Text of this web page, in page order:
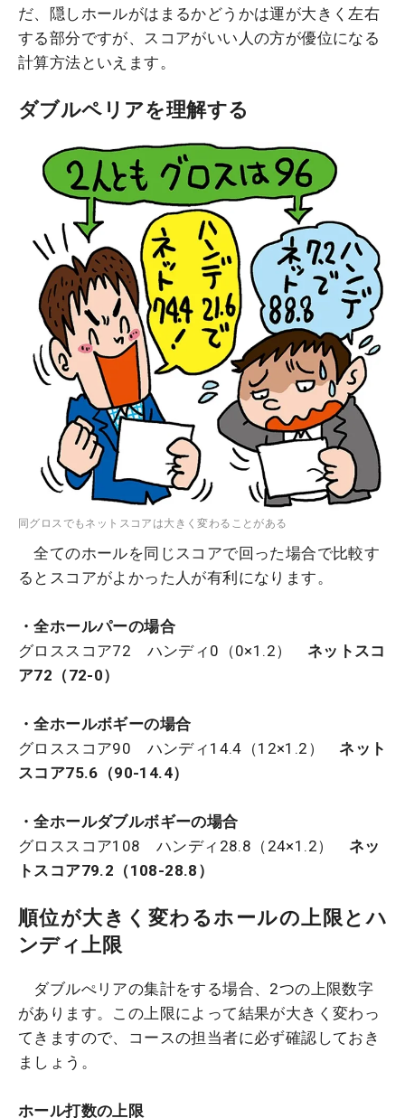
だ、隠しホールがはまるかどうかは運が大きく左右
する部分ですが、スコアがいい人の方が優位になる
計算方法といえます。
ダブルペリアを理解する
同グロスでもネットスコアは大きく変わることがある
全てのホールを同じスコアで回った場合で比較す
るとスコアがよかった人が有利になります。
・全ホールパーの場合
グロススコア72 ハンディ0（0×1.2） ネットスコ
ア72（72-0）
・全ホールボギーの場合
グロススコア90 ハンディ14.4（12×1.2） ネット
スコア75.6（90-14.4）
・全ホールダブルボギーの場合
グロススコア108 ハンディ28.8（24×1.2） ネッ
トスコア79.2（108-28.8）
順位が大きく変わるホールの上限とハ
ンディ上限
ダブルぺリアの集計をする場合、2つの上限数字
があります。この上限によって結果が大きく変わっ
てきますので、コースの担当者に必ず確認しておき
ましょう。
ホール打数の上限